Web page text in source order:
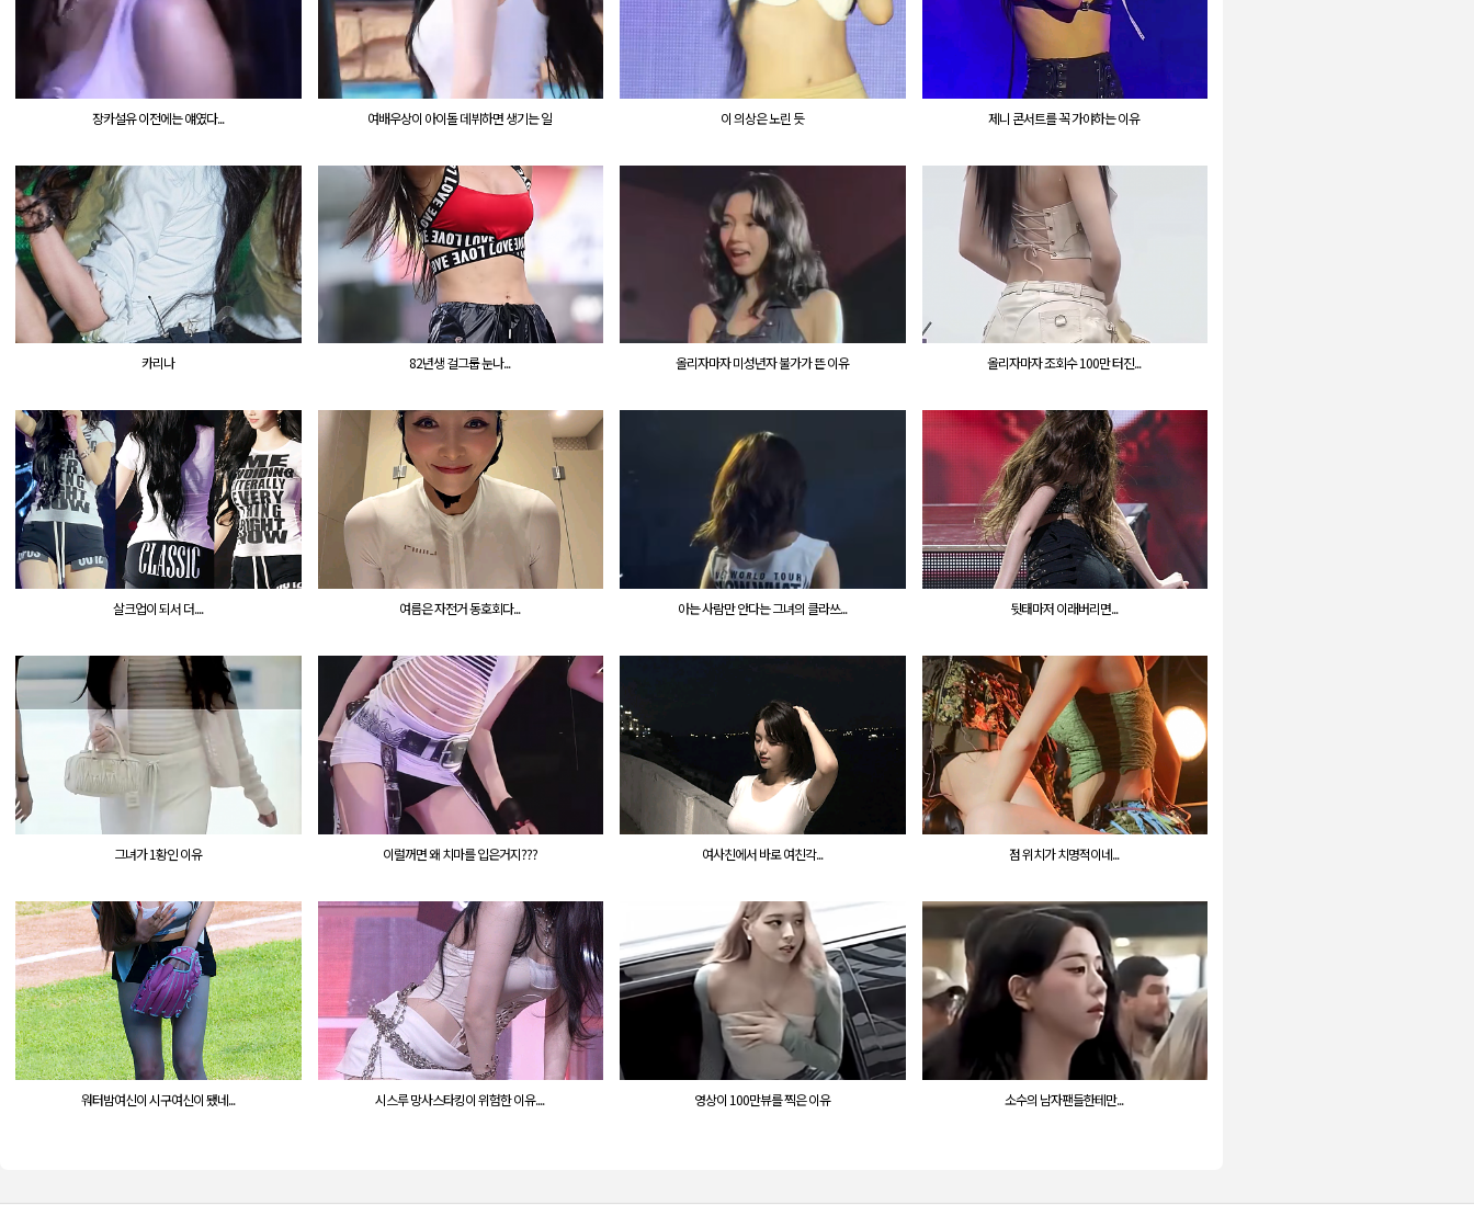
장카설유 이전에는 얘였다... 여배우상이 아이돌 데뷔하면 생기는 일 이 의상은 노린 듯 제니 콘서트를 꼭 가야하는 이유
카리나 82년생 걸그룹 눈나... 올리자마자 미성년자 불가가 뜬 이유 올리자마자 조회수 100만 터진...
살크업이 되서 더.... 여름은 자전거 동호회다... 아는 사람만 안다는 그녀의 클라쓰... 뒷태마저 이래버리면...
그녀가 1황인 이유 이럴꺼면 왜 치마를 입은거지??? 여사친에서 바로 여친각... 점 위치가 치명적이네...
워터밤여신이 시구여신이 됐네... 시스루 망사스타킹이 위험한 이유.... 영상이 100만뷰를 찍은 이유 소수의 남자팬들한테만...